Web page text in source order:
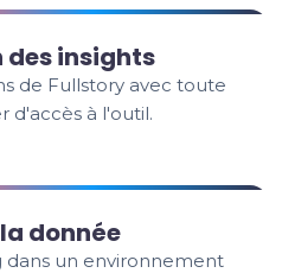
insights
de Fullstory avec toute
d'accès à l'outil.
donnée
dans un environnement